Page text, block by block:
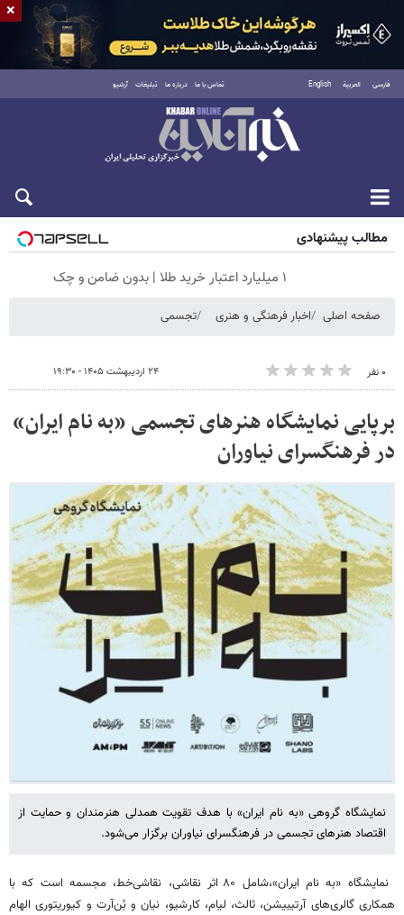
فارسی العربية English تماس با ما درباره ما تبلیغات آرشیو
شنبه ۱۷ مرداد ۱۴۰۵
مطالب پیشنهادی
۱ میلیارد اعتبار خرید طلا | بدون ضامن و چک
صفحه اصلی اخبار فرهنگی و هنری تجسمی
۰ نفر ۲۴ اردیبهشت ۱۴۰۵ - ۱۹:۳۰
برپایی نمایشگاه هنرهای تجسمی «به نام ایران»
در فرهنگسرای نیاوران
نمایشگاه گروهی «به نام ایران» با هدف تقویت همدلی هنرمندان و حمایت از
اقتصاد هنرهای تجسمی در فرهنگسرای نیاوران برگزار می‌شود.
نمایشگاه «به نام ایران»،شامل ۸۰ اثر نقاشی، نقاشی‌خط، مجسمه است که با
همکاری گالری‌های آرتیبیشن، ثالث، لیام، کارشیو، نیان و بُن‌آرت و کیوریتوری الهام
×